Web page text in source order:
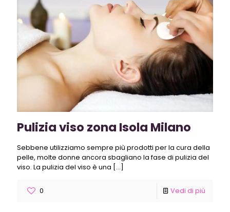
Pulizia viso zona Isola Milano
Sebbene utilizziamo sempre più prodotti per la cura della
pelle, molte donne ancora sbagliano la fase di pulizia del
viso. La pulizia del viso è una […]
0 Vedi di più